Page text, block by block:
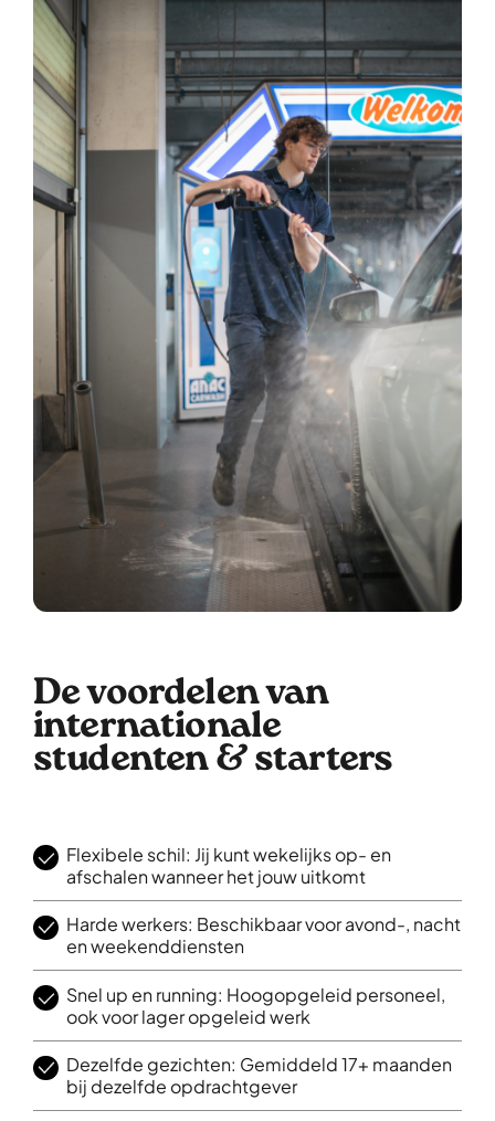
De voordelen van
internationale
studenten & starters
Flexibele schil: Jij kunt wekelijks op- en
afschalen wanneer het jouw uitkomt
Harde werkers: Beschikbaar voor avond-, nacht
en weekenddiensten
Snel up en running: Hoogopgeleid personeel,
ook voor lager opgeleid werk
Dezelfde gezichten: Gemiddeld 17+ maanden
bij dezelfde opdrachtgever